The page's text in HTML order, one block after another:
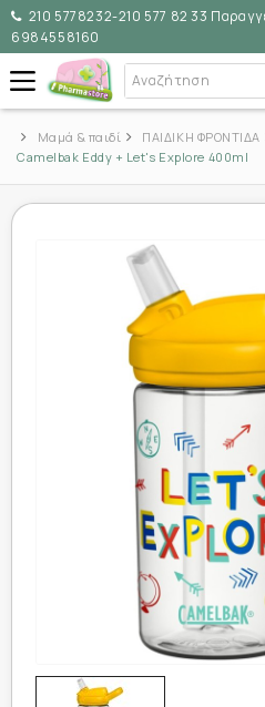
210 5778232-210 577 82 33
6984558160
Μαμά & παιδί ΠΑΙΔΙΚΗ ΦΡΟΝΤΙΔΑ
Camelbak Eddy + Let's Explore 400ml